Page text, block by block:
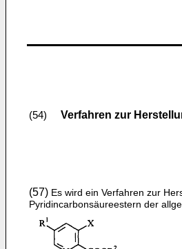
(54) Verfahren zur
(57) Es wird ein Verfahren zur
Pyridincarbonsäureestern der